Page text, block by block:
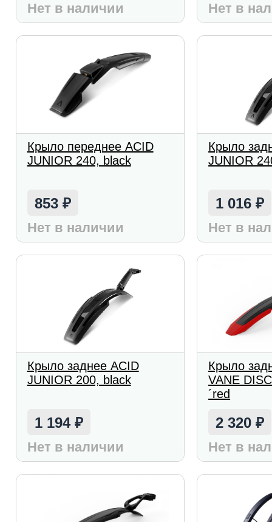
Нет в наличии Нет в
Крыло переднее ACID
JUNIOR 240, black
853 ₽
Нет в наличии
Крыло
JUNIOR
1 016₽
Нет в
Крыло заднее ACID
JUNIOR 200, black
1 194 ₽
Нет в наличии
Крыло
VANE
´red
2 320₽
Нет в